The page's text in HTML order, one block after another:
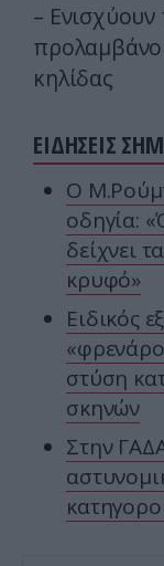
–
κηλίδας
ΕΙΔΗΣΕΙΣ
Ο
οδηγία:
δείχνει
κρυφό»
Ειδικός
στύση
σκηνών
Στην